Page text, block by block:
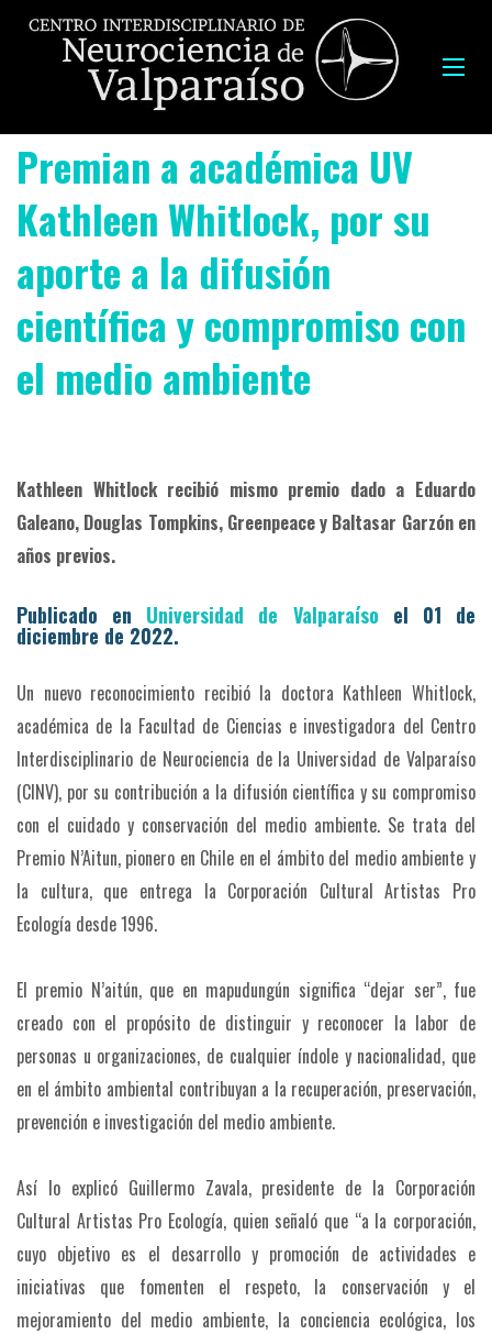
Premian a académica UV
Kathleen Whitlock, por su
aporte a la difusión
científica y compromiso con
el medio ambiente
Kathleen Whitlock recibió mismo premio dado a Eduardo
Galeano, Douglas Tompkins, Greenpeace y Baltasar Garzón en
años previos.
Publicado en Universidad de Valparaíso el 01 de
diciembre de 2022.
Un nuevo reconocimiento recibió la doctora Kathleen Whitlock,
académica de la Facultad de Ciencias e investigadora del Centro
Interdisciplinario de Neurociencia de la Universidad de Valparaíso
(CINV), por su contribución a la difusión científica y su compromiso
con el cuidado y conservación del medio ambiente. Se trata del
Premio N’Aitun, pionero en Chile en el ámbito del medio ambiente y
la cultura, que entrega la Corporación Cultural Artistas Pro
Ecología desde 1996.
El premio N’aitún, que en mapudungún significa “dejar ser”, fue
creado con el propósito de distinguir y reconocer la labor de
personas u organizaciones, de cualquier índole y nacionalidad, que
en el ámbito ambiental contribuyan a la recuperación, preservación,
prevención e investigación del medio ambiente.
Así lo explicó Guillermo Zavala, presidente de la Corporación
Cultural Artistas Pro Ecología, quien señaló que “a la corporación,
cuyo objetivo es el desarrollo y promoción de actividades e
iniciativas que fomenten el respeto, la conservación y el
mejoramiento del medio ambiente, la conciencia ecológica, los